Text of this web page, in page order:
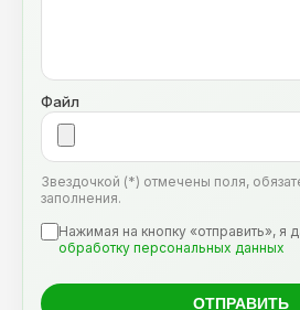
Файл
Звездочкой (*) отмечены поля,
заполнения.
Нажимая на кнопку «отправить», я
обработку персональных данных